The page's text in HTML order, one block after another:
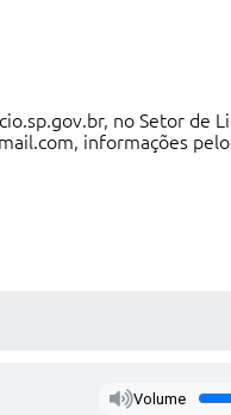
no Setor de
informações
Volume